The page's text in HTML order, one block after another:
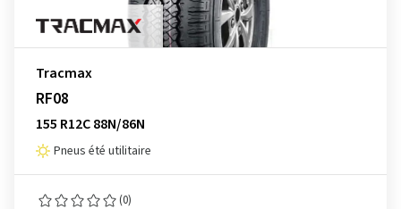
Tracmax
RF08
155 R12C 88N/86N
Pneus été utilitaire
(0)